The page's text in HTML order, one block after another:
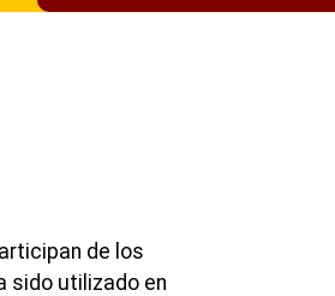
de los
sido utilizado en